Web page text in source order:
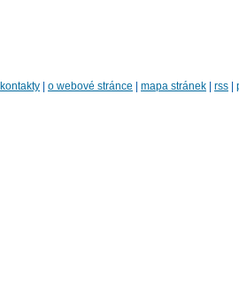
kontakty o webové stránce mapa stránek rss